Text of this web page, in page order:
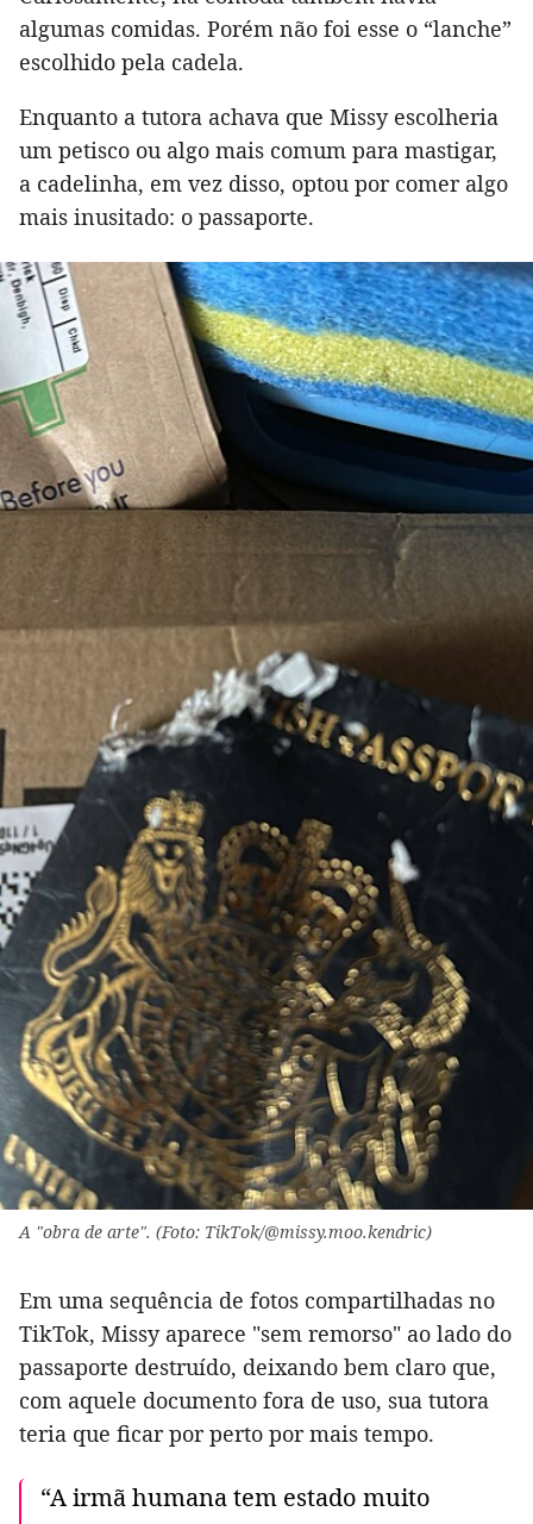
algumas comidas. Porém não foi esse o “lanche”
escolhido pela cadela.
Enquanto a tutora achava que Missy escolheria
um petisco ou algo mais comum para mastigar,
a cadelinha, em vez disso, optou por comer algo
mais inusitado: o passaporte.
A "obra de arte". (Foto: TikTok/@missy.moo.kendric)
Em uma sequência de fotos compartilhadas no
TikTok, Missy aparece "sem remorso" ao lado do
passaporte destruído, deixando bem claro que,
com aquele documento fora de uso, sua tutora
teria que ficar por perto por mais tempo.
“A irmã humana tem estado muito